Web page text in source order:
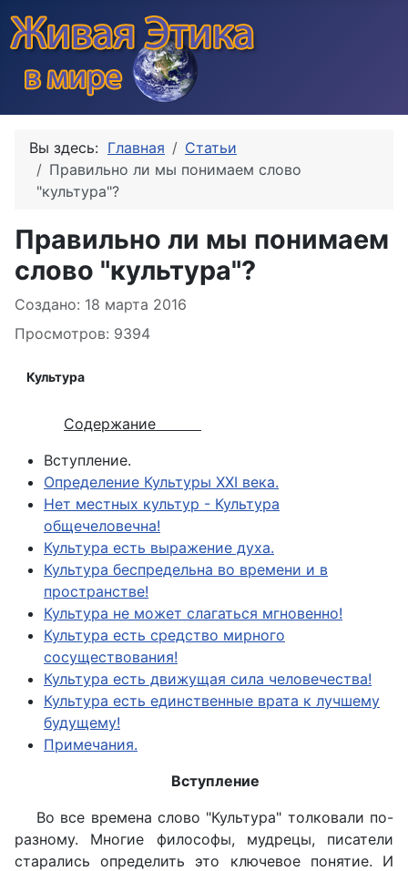
Вы здесь: Главная
Статьи
Правильно ли мы понимаем слово
"культура"?
Правильно ли мы понимаем
слово "культура"?
Информация о материале
Создано: 18 марта 2016
Просмотров: 9394
Культура
Содержание
Вступление.
Определение Культуры XXI века.
Нет местных культур - Культура
общечеловечна!
Культура есть выражение духа.
Культура беспредельна во времени и в
пространстве!
Культура не может слагаться мгновенно!
Культура есть средство мирного
сосуществования!
Культура есть движущая сила человечества!
Культура есть единственные врата к лучшему
будущему!
Примечания.
Вступление
Во все времена слово "Культура" толковали по-
разному. Многие философы, мудрецы, писатели
старались определить это ключевое понятие. И